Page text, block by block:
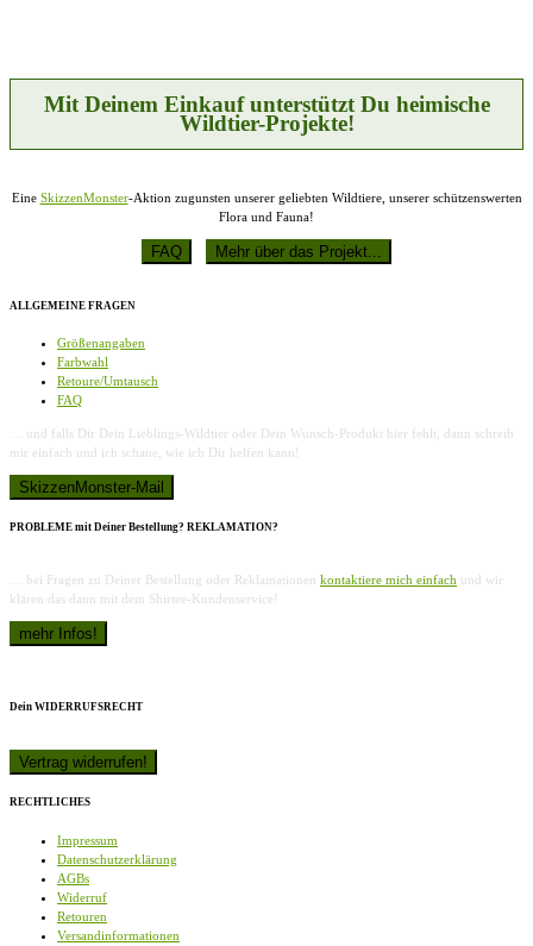
Mit Deinem Einkauf unterstützt Du heimische
Wildtier-Projekte!
Eine SkizzenMonster-Aktion zugunsten unserer geliebten Wildtiere, unserer schützenswerten
Flora und Fauna!
ALLGEMEINE FRAGEN
Größenangaben
Farbwahl
Retoure/Umtausch
FAQ
… und falls Dir Dein Lieblings-Wildtier oder Dein Wunsch-Produkt hier fehlt, dann schreib
mir einfach und ich schaue, wie ich Dir helfen kann!
PROBLEME mit Deiner Bestellung? REKLAMATION?
… bei Fragen zu Deiner Bestellung oder Reklamationen kontaktiere mich einfach und wir
klären das dann mit dem Shirtee-Kundenservice!
Dein WIDERRUFSRECHT
RECHTLICHES
Impressum
Datenschutzerklärung
AGBs
Widerruf
Retouren
Versandinformationen